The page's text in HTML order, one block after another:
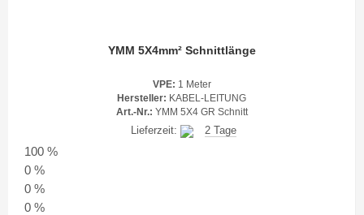
YMM 5X4mm² Schnittlänge
VPE: 1 Meter
Hersteller: KABEL-LEITUNG
Art.-Nr.: YMM 5X4 GR Schnitt
Lieferzeit: 2 Tage
100 %
0 %
0 %
0 %